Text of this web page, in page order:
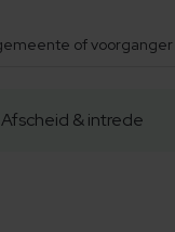
Afscheid & intrede